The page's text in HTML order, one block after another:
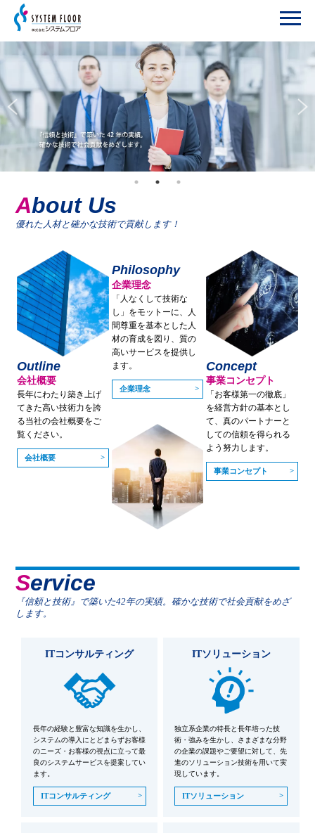
About Us
優れた人材と確かな技術で貢献します！
Outline
会社概要
長年にわたり築き上げ
てきた高い技術力を誇
る当社の会社概要をご
覧ください。
会社概要
Philosophy
企業理念
「人なくして技術な
し」をモットーに、人
間尊重を基本とした人
材の育成を図り、質の
高いサービスを提供し
ます。
企業理念
Concept
事業コンセプト
「お客様第一の徹底」
を経営方針の基本とし
て、真のパートナーと
しての信頼を得られる
よう努力します。
事業コンセプト
Service
『信頼と技術』で築いた42年の実績。確かな技術で社会貢献をめざ
します。
ITコンサルティング
長年の経験と豊富な知識を生かし、
システムの導入にとどまらずお客様
のニーズ・お客様の視点に立って最
良のシステムサービスを提案してい
ます。
ITコンサルティング
ITソリューション
独立系企業の特長と長年培った技
術・強みを生かし、さまざまな分野
の企業の課題やご要望に対して、先
進のソリューション技術を用いて実
現しています。
ITソリューション